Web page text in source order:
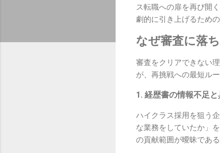
ス転職への扉を再び開
劇的に引き上げるため
なぜ審査に落
審査をクリアできない
が、再挑戦への最短ルー
1. 経歴書の情報不足
ハイクラス採用を狙う
な業務をしていたか」
の貢献範囲が曖昧であ